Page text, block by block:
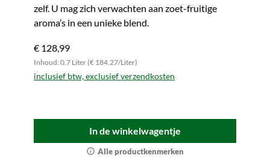
zelf. U mag zich verwachten aan zoet-fruitige
aroma’s in een unieke blend.
€ 128,99
Inhoud: 0.7 Liter (€ 184,27/Liter)
inclusief btw, exclusief verzendkosten
In de winkelwagentje
Alle productkenmerken